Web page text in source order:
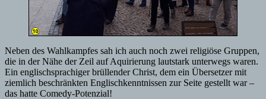
Neben des Wahlkampfes sah ich auch noch zwei religiöse Gruppen,
die in der Nähe der Zeil auf Aquirierung lautstark unterwegs waren.
Ein englischsprachiger brüllender Christ, dem ein Übersetzer mit
ziemlich beschränkten Englischkenntnissen zur Seite gestellt war –
das hatte Comedy-Potenzial!